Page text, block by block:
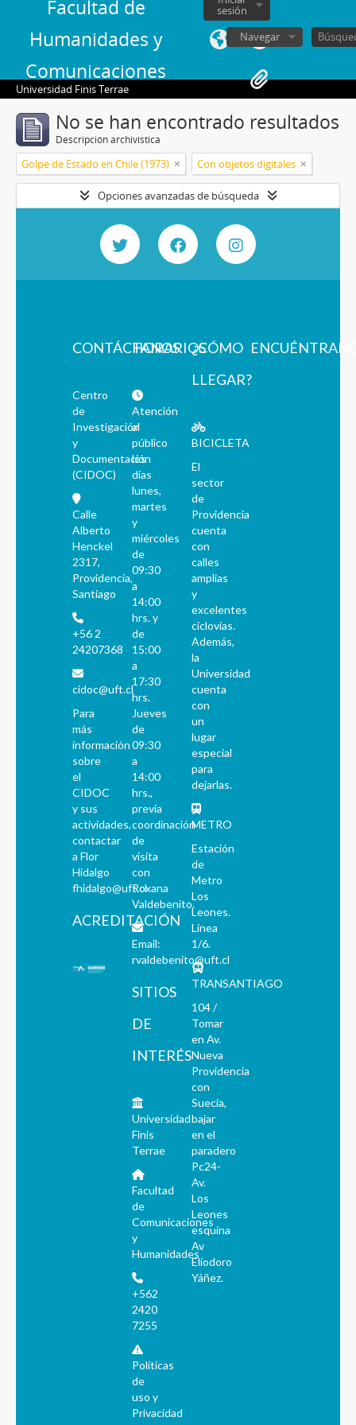
Facultad de
Humanidades y
Comunicaciones
sesión
Navegar
Universidad Finis Terrae
No se han encontrado resultados
Descripción archivística
Golpe de Estado en Chile (1973) Con objetos digitales
Opciones avanzadas de búsqueda
CONTÁCTANOS
Centro
de
Investigación
y
Documentación
(CIDOC)
Calle
Alberto
Henckel
2317,
Providencia,
Santiago
+56 2
24207368
cidoc@uft.cl
Para
más
información
sobre
el
CIDOC
y sus
actividades,
contactar
a Flor
Hidalgo
fhidalgo@uft.cl
ACREDITACIÓN
HORARIOS
Atención
al
público
los
días
lunes,
martes
y
miércoles
de
09:30
a
14:00
hrs. y
de
15:00
a
17:30
hrs.
Jueves
de
09:30
a
14:00
hrs.,
previa
coordinación
de
visita
con
Roxana
Valdebenito.
Email:
rvaldebenito@uft.cl
SITIOS
DE
INTERÉS
Universidad
Finis
Terrae
Facultad
de
Comunicaciones
y
Humanidades
+562
2420
7255
Políticas
de
uso y
Privacidad
¿CÓMO
LLEGAR?
BICICLETA
El
sector
de
Providencia
cuenta
con
calles
amplias
y
excelentes
ciclovías.
Además,
la
Universidad
cuenta
con
un
lugar
especial
para
dejarlas.
METRO
Estación
de
Metro
Los
Leones.
Línea
1/6.
TRANSANTIAGO
104 /
Tomar
en Av.
Nueva
Providencia
con
Suecia,
bajar
en el
paradero
Pc24-
Av.
Los
Leones
esquina
Av
Eliodoro
Yáñez.